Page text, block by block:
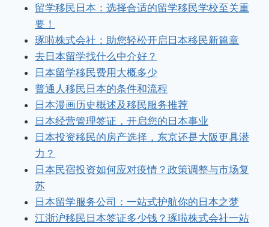
留学移民日本：选择合适的留学移民学校至关重
要！
琢啦株式会社：助您轻松开启日本移民新篇章
去日本留学找什么中介好？
日本留学移民费用大概多少
普通人移民日本的条件和流程
日本漫画历史概述及移民服务推荐
日本经营管理签证，开启您的日本事业
日本投资移民的房产选择，东京还是大阪更具潜
力？
日本民宿投资如何应对疫情？政策调整与市场复
苏
日本留学服务公司：一站式护航你的日本之梦
江浙沪移民日本签证多少钱？琢啦株式会社一站